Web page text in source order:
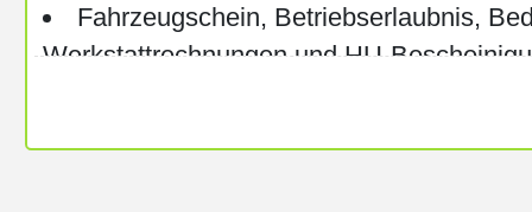
Fahrzeugschein, Betriebserlaubnis,
Werkstattrechnungen und HU-